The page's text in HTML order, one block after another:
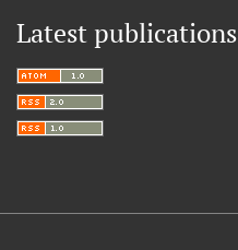
Latest publications